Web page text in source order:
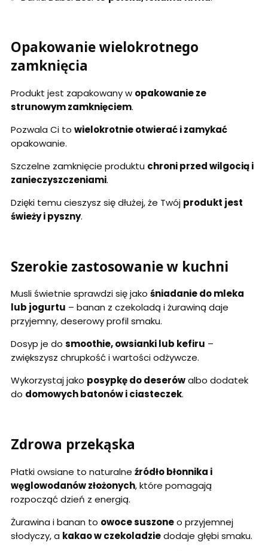
Opakowanie wielokrotnego
zamknięcia
Produkt jest zapakowany w opakowanie ze
strunowym zamknięciem.
Pozwala Ci to wielokrotnie otwierać i zamykać
opakowanie.
Szczelne zamknięcie produktu chroni przed wilgocią i
zanieczyszczeniami.
Dzięki temu cieszysz się dłużej, że Twój produkt jest
świeży i pyszny.
Szerokie zastosowanie w kuchni
Musli świetnie sprawdzi się jako śniadanie do mleka
lub jogurtu – banan z czekoladą i żurawiną daje
przyjemny, deserowy profil smaku.
Dosyp je do smoothie, owsianki lub kefiru –
zwiększysz chrupkość i wartości odżywcze.
Wykorzystaj jako posypkę do deserówalbo dodatek
do domowych batonów i ciasteczek.
Zdrowa przekąska
Płatki owsiane to naturalne źródło błonnika i
węglowodanów złożonych, które pomagają
rozpocząć dzień z energią.
Żurawina i banan to owoce suszoneo przyjemnej
słodyczy, a kakao w czekoladziedodaje głębi smaku.